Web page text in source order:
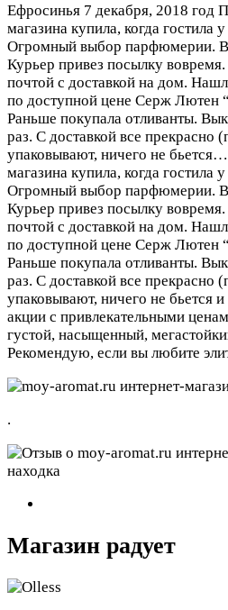
Ефросинья 7 декабря, 2018 год
магазина купила, когда гостила
Огромный выбор парфюмерии.
Курьер привез посылку
почтой с доставкой на дом.
по доступной цене Серж Лютен
Раньше покупала отливанты.
раз. С доставкой все прекрасно
упаковывают, ничего не бьется…
магазина купила, когда гостила
Огромный выбор парфюмерии.
Курьер привез посылку
почтой с доставкой на дом.
по доступной цене Серж Лютен
Раньше покупала отливанты.
раз. С доставкой все прекрасно
упаковывают, ничего не бьется и
акции с привлекательными
густой, насыщенный,
Рекомендую, если вы любите
.
Магазин радует